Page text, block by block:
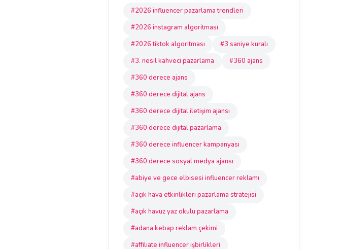
#2026 influencer pazarlama trendleri
#2026 instagram algoritması
#2026 tiktok algoritması
#3 saniye kuralı
#3. nesil kahveci pazarlama
#360 ajans
#360 derece ajans
#360 derece dijital ajans
#360 derece dijital iletişim ajansı
#360 derece dijital pazarlama
#360 derece influencer kampanyası
#360 derece sosyal medya ajansı
#abiye ve gece elbisesi influencer reklamı
#açık hava etkinlikleri pazarlama stratejisi
#açık havuz yaz okulu pazarlama
#adana kebap reklam çekimi
#affiliate influencer işbirlikleri